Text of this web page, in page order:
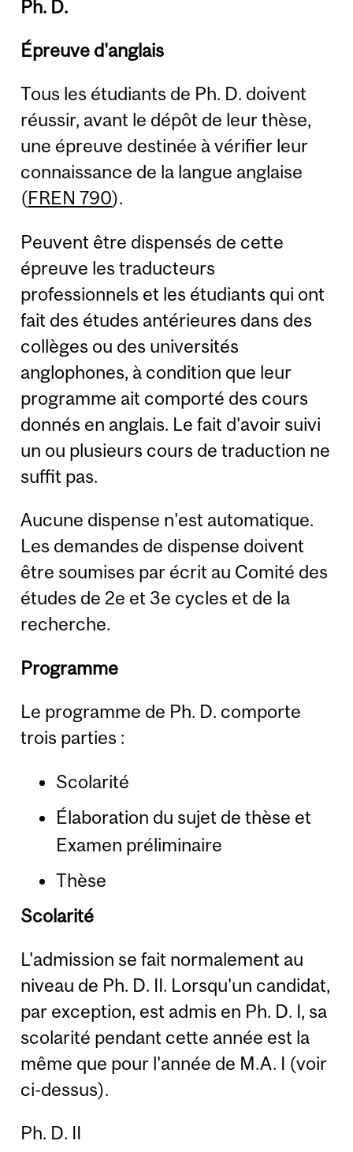
Ph. D.
Épreuve d'anglais
Tous les étudiants de Ph. D. doivent
réussir, avant le dépôt de leur thèse,
une épreuve destinée à vérifier leur
connaissance de la langue anglaise
(FREN 790).
Peuvent être dispensés de cette
épreuve les traducteurs
professionnels et les étudiants qui ont
fait des études antérieures dans des
collèges ou des universités
anglophones, à condition que leur
programme ait comporté des cours
donnés en anglais. Le fait d'avoir suivi
un ou plusieurs cours de traduction ne
suffit pas.
Aucune dispense n'est automatique.
Les demandes de dispense doivent
être soumises par écrit au Comité des
études de 2e et 3e cycles et de la
recherche.
Programme
Le programme de Ph. D. comporte
trois parties :
Scolarité
Élaboration du sujet de thèse et
Examen préliminaire
Thèse
Scolarité
L'admission se fait normalement au
niveau de Ph. D. II. Lorsqu'un candidat,
par exception, est admis en Ph. D. I, sa
scolarité pendant cette année est la
même que pour l'année de M.A. I (voir
ci-dessus).
Ph. D. II